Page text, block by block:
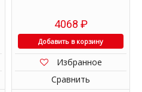
4068 ₽
Добавить в корзину
Избранное
Сравнить